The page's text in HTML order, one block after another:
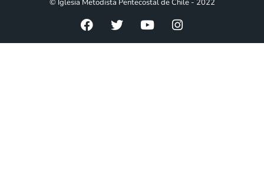
© Iglesia Metodista Pentecostal de Chile - 2022